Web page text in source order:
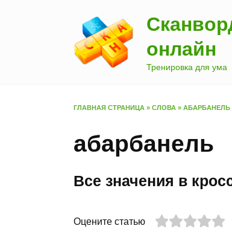
онлайн
Тренировка для ума
ГЛАВНАЯ СТРАНИЦА » СЛОВА » АБАРБАНЕЛЬ
абарбанель
Все значения в
Оцените статью